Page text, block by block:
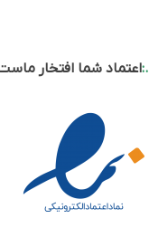
.:اعتماد شما افتخار